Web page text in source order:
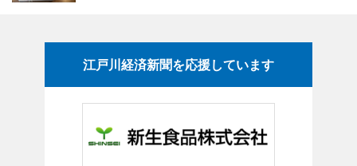
江戸川経済新聞を応援しています